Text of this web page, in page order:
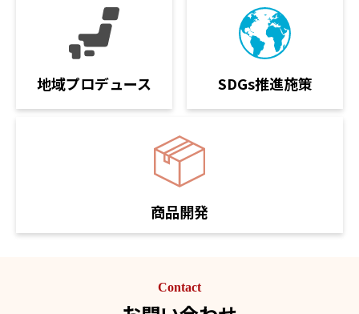
地域プロデュース SDGs推進施策
商品開発
Contact